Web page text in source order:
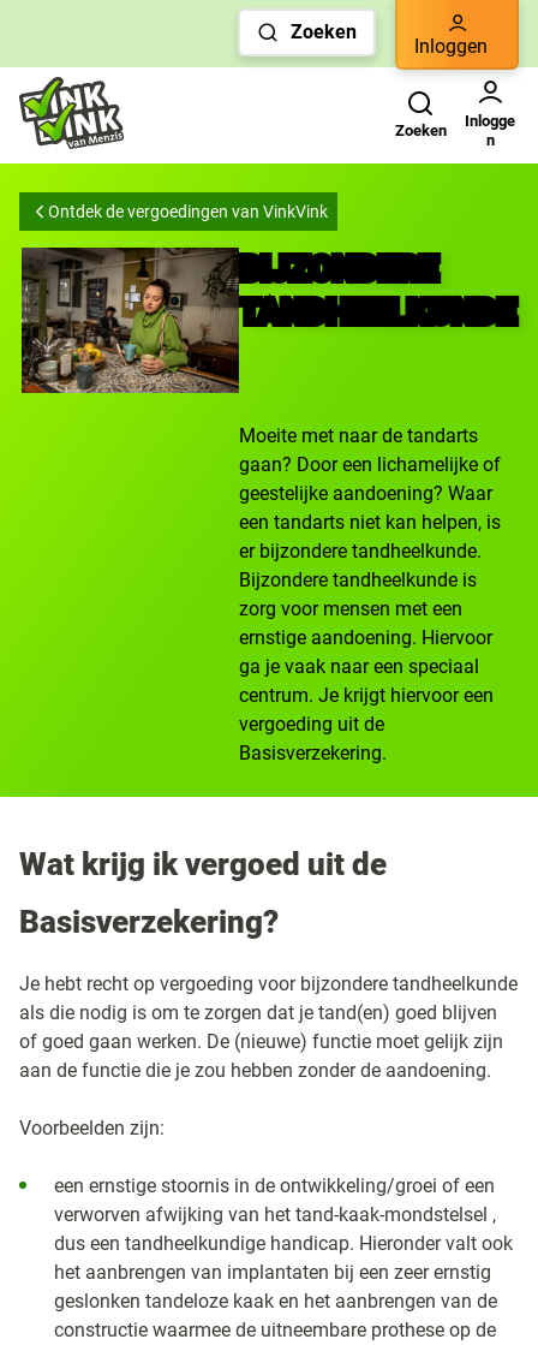
snelle
navigatie
Zoeken
Inloggen
Zoeken
Inlogge
n
Ontdek de vergoedingen van VinkVink
BIJZONDERE
TANDHEELKUNDE
Moeite met naar de tandarts
gaan? Door een lichamelijke of
geestelijke aandoening? Waar
een tandarts niet kan helpen, is
er bijzondere tandheelkunde.
Bijzondere tandheelkunde is
zorg voor mensen met een
ernstige aandoening. Hiervoor
ga je vaak naar een speciaal
centrum. Je krijgt hiervoor een
vergoeding uit de
Basisverzekering.
Wat krijg ik vergoed uit de
Basisverzekering?
Je hebt recht op vergoeding voor bijzondere tandheelkunde
als die nodig is om te zorgen dat je tand(en) goed blijven
of goed gaan werken. De (nieuwe) functie moet gelijk zijn
aan de functie die je zou hebben zonder de aandoening.
Voorbeelden zijn:
een ernstige stoornis in de ontwikkeling/groei of een
verworven afwijking van het tand-kaak-mondstelsel ,
dus een tandheelkundige handicap. Hieronder valt ook
het aanbrengen van implantaten bij een zeer ernstig
geslonken tandeloze kaak en het aanbrengen van de
constructie waarmee de uitneembare prothese op de